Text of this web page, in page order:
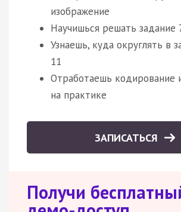
изображение
Научишься решать задание
Узнаешь, куда округлять в
11
Отработаешь кодирование
на практике
ЗАПИСАТЬСЯ
Получи